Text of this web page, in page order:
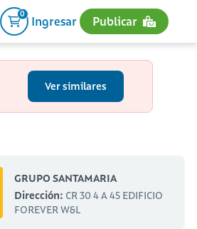
0
Ingresar Publicar
Ver similares
GRUPO SANTAMARIA
Dirección: CR 30 4 A 45 EDIFICIO
FOREVER W&L